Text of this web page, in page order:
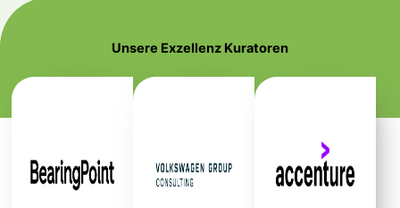
Unsere Exzellenz Kuratoren